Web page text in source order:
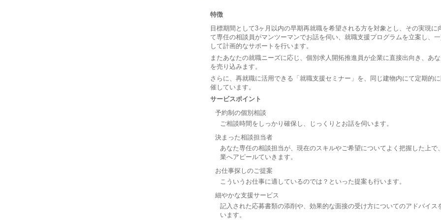
特徴
目標期間として3ヶ月以内の早期再就職を希望される方を対象とし、その実現に
て専任の相談員がマンツーマンでお話を伺い、就職支援プログラムを立案し、
して計画的なサポートを行います。
またあなたの就職ニーズに応じ、個別求人開拓推進員が企業に直接出向き、あ
を売り込みます。
さらに、再就職に活用できる「就職支援セミナー」を、同じ建物内にて定期的に
催しています。
サービスポイント
予約制の個別相談
ご相談時間をしっかり確保し、じっくりとお話を伺います。
決まった相談担当者
あなた専任の相談担当が、現在のスキルやご希望についてよく把握した上で
業へアピールていきます。
お仕事探しのご提案
こういうお仕事に適しているのでは？といった提案も行います。
細やかな支援サービス
記入された応募書類の添削や、効果的な面接の受け方についてのアドバイス
います。